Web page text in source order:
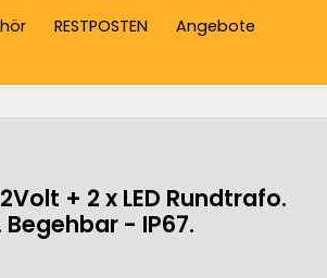
RESTPOSTEN
Angebote
+ 2 x LED Rundtrafo.
- IP67.